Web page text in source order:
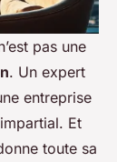
pas une
. Un expert
entreprise
Et
toute sa